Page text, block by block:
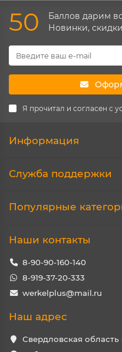
50
Баллов дарим
Новинки,
Я прочитал и согласен с
Информация
Служба поддержки
Популярные
Наши контакты
8-90-90-160-140
8-919-37-20-333
werkelplus@mail.ru
Наш адрес
Свердловская область